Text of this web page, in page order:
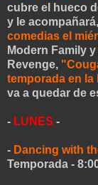
cubre el hueco
y le acompañará,
comedias el
Modern Family
Revenge,
temporada en la
va a quedar de
- LUNES -
- Dancing with
Temporada -